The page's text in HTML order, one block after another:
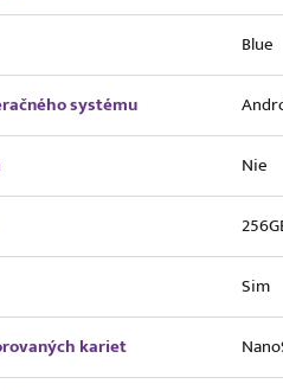
Blue
systému
Nie
Sim
kariet